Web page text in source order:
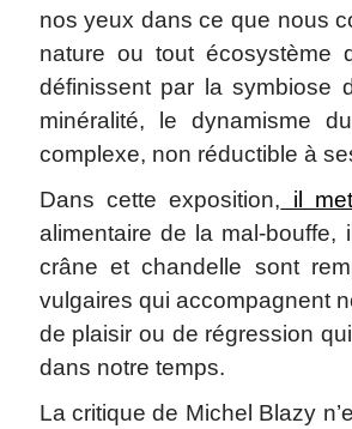
nos yeux dans ce que nous
nature ou tout écosystème
définissent par la symbiose
minéralité, le dynamisme
complexe, non réductible à
Dans cette exposition, il
alimentaire de la mal-
crâne et chandelle sont
vulgaires qui accompagnent
de plaisir ou de régression
dans notre temps.
La critique de Michel Blazy